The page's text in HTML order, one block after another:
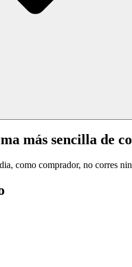
más sencilla de
como comprador, no corres